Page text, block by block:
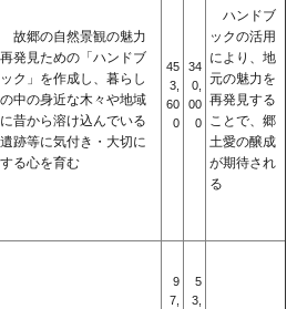
故郷の自然景観の魅力
再発見ための「ハンドブ
ック」を作成し、暮らし
の中の身近な木々や地域
に昔から溶け込んでいる
遺跡等に気付き・大切に
する心を育む
45
3,
60
0
34
0,
00
0
ハンドブ
ックの活用
により、地
元の魅力を
再発見する
ことで、郷
土愛の醸成
が期待され
る
9
7,
5
3,